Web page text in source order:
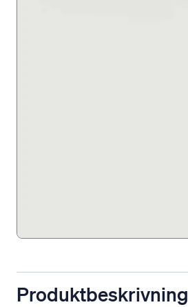
Produktbeskrivning